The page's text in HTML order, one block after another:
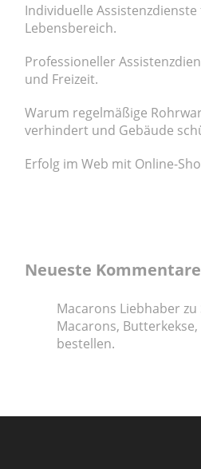
Individuelle
Lebensbereich.
Professioneller
und Freizeit.
Warum regelmäßige
verhindert und Gebäude
Erfolg im Web mit Online-
Neueste Kommentare
Macarons Liebhaber zu
Macarons,
bestellen.